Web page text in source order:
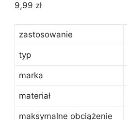
9,99 zł
zastosowanie
typ
marka
materiał
maksymalne obciążenie